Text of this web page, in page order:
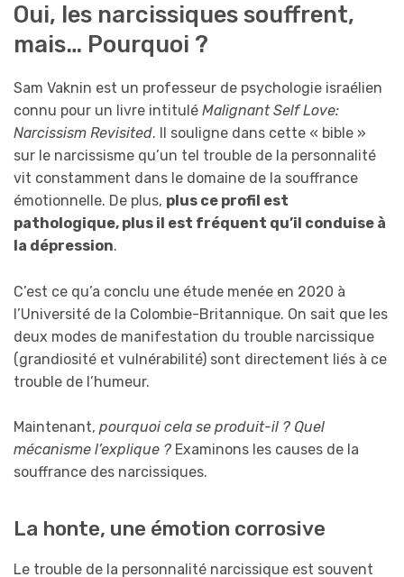
Oui, les narcissiques souffrent,
mais… Pourquoi ?
Sam Vaknin est un professeur de psychologie israélien
connu pour un livre intitulé Malignant Self Love:
Narcissism Revisited. Il souligne dans cette « bible »
sur le narcissisme qu’un tel trouble de la personnalité
vit constamment dans le domaine de la souffrance
émotionnelle. De plus, plus ce profil est
pathologique, plus il est fréquent qu’il conduise à
la dépression.
C’est ce qu’a conclu une étude menée en 2020 à
l’Université de la Colombie-Britannique. On sait que les
deux modes de manifestation du trouble narcissique
(grandiosité et vulnérabilité) sont directement liés à ce
trouble de l’humeur.
Maintenant, pourquoi cela se produit-il ? Quel
mécanisme l’explique ? Examinons les causes de la
souffrance des narcissiques.
La honte, une émotion corrosive
Le trouble de la personnalité narcissique est souvent